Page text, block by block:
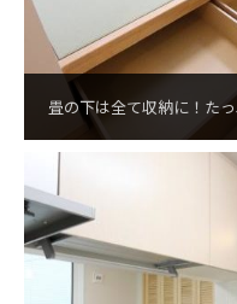
畳の下は全て収納に！たっ